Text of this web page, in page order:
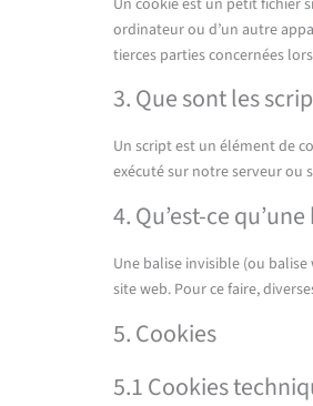
ordinateur ou d’un autre
tierces parties concernées
3. Que sont les
Un script est un élément de
exécuté sur notre serveur ou
4. Qu’est-ce
Une balise invisible (ou
site web. Pour ce faire,
5. Cookies
5.1 Cookies